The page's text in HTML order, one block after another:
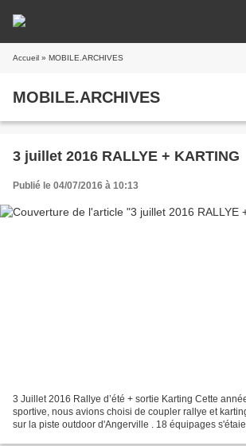
Accueil » MOBILE.ARCHIVES
MOBILE.ARCHIVES
3 juillet 2016 RALLYE + KARTING
Publié le 04/07/2016 à 10:13
3 Juillet 2016 Rallye d’été + sortie Karting Cette
sportive, nous avions choisi de coupler rallye et
sur la piste outdoor d'Angerville . 18 équipages